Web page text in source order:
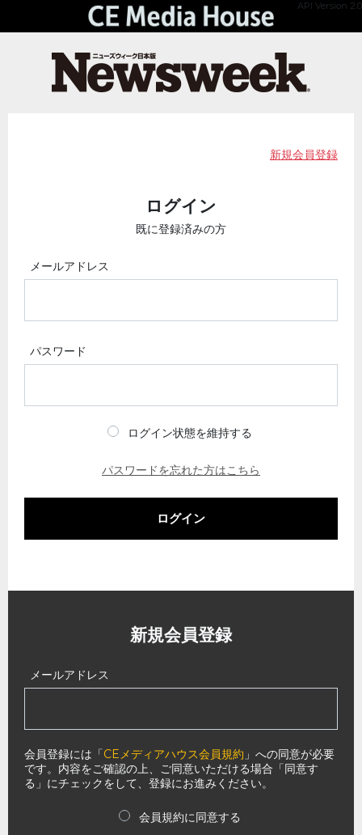
API Version 2.0
新規会員登録
ログイン
既に登録済みの方
メールアドレス
パスワード
ログイン状態を維持する
パスワードを忘れた方はこちら
ログイン
新規会員登録
メールアドレス
会員登録には「CEメディアハウス会員規約 」への同意が必要
です。内容をご確認の上、ご同意いただける場合「同意す
る」にチェックをして、登録にお進みください。
会員規約に同意する